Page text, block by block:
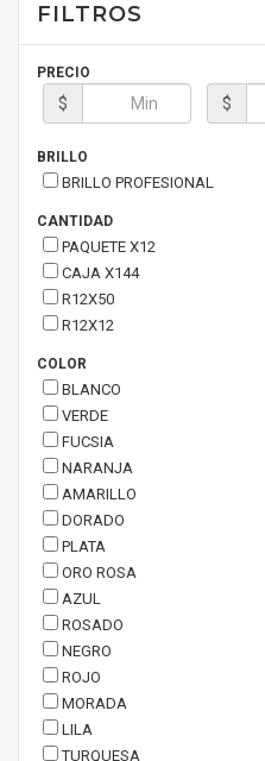
FILTROS
PRECIO
$ $
BRILLO
BRILLO PROFESIONAL
CANTIDAD
PAQUETE X12
CAJA X144
R12X50
R12X12
COLOR
BLANCO
VERDE
FUCSIA
NARANJA
AMARILLO
DORADO
PLATA
ORO ROSA
AZUL
ROSADO
NEGRO
ROJO
MORADA
LILA
TURQUESA